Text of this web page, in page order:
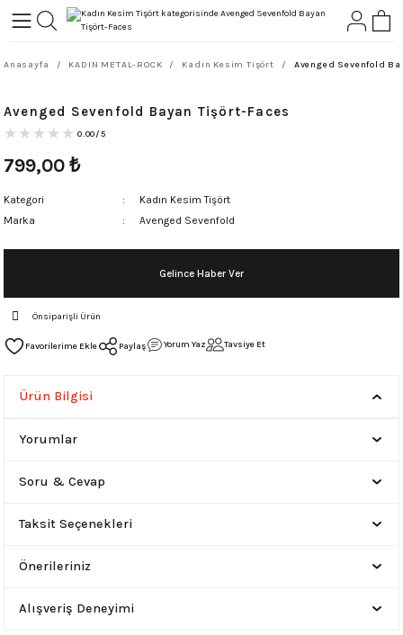
Geri Dön
ROCK
Geri Dön
Anasayfa KADIN METAL-ROCK Kadın Kesim Tişört Avenged Sevenfold
Avenged Sevenfold Bayan Tişört-Faces
0.00/5
799,00 ₺
Kategori
Kadın Kesim Tişört
Marka
Avenged Sevenfold
Gelince Haber Ver
Önsiparişli Ürün
Paylaş Yorum Yaz Tavsiye Et
Ürün Bilgisi
Yorumlar
Soru & Cevap
Taksit Seçenekleri
Önerileriniz
Alışveriş Deneyimi